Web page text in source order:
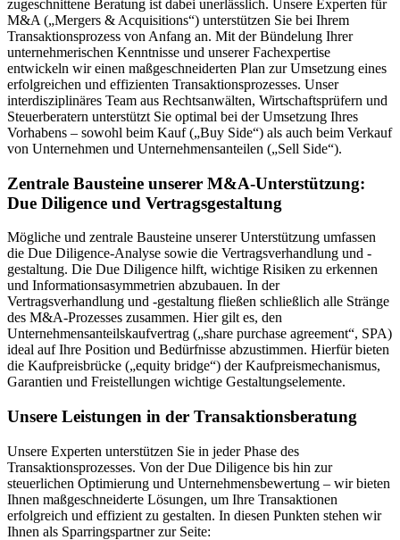
zugeschnittene Beratung ist dabei unerlässlich. Unsere Experten für
M&A („Mergers & Acquisitions“) unterstützen Sie bei Ihrem
Transaktionsprozess von Anfang an. Mit der Bündelung Ihrer
unternehmerischen Kenntnisse und unserer Fachexpertise
entwickeln wir einen maßgeschneiderten Plan zur Umsetzung eines
erfolgreichen und effizienten Transaktionsprozesses. Unser
interdisziplinäres Team aus Rechtsanwälten, Wirtschaftsprüfern und
Steuerberatern unterstützt Sie optimal bei der Umsetzung Ihres
Vorhabens – sowohl beim Kauf („Buy Side“) als auch beim Verkauf
von Unternehmen und Unternehmensanteilen („Sell Side“).
Zentrale Bausteine unserer M&A-Unterstützung:
Due Diligence und Vertragsgestaltung
Mögliche und zentrale Bausteine unserer Unterstützung umfassen
die Due Diligence-Analyse sowie die Vertragsverhandlung und -
gestaltung. Die Due Diligence hilft, wichtige Risiken zu erkennen
und Informationsasymmetrien abzubauen. In der
Vertragsverhandlung und -gestaltung fließen schließlich alle Stränge
des M&A-Prozesses zusammen. Hier gilt es, den
Unternehmensanteilskaufvertrag („share purchase agreement“, SPA)
ideal auf Ihre Position und Bedürfnisse abzustimmen. Hierfür bieten
die Kaufpreisbrücke („equity bridge“) der Kaufpreismechanismus,
Garantien und Freistellungen wichtige Gestaltungselemente.
Unsere Leistungen in der Transaktionsberatung
Unsere Experten unterstützen Sie in jeder Phase des
Transaktionsprozesses. Von der Due Diligence bis hin zur
steuerlichen Optimierung und Unternehmensbewertung – wir bieten
Ihnen maßgeschneiderte Lösungen, um Ihre Transaktionen
erfolgreich und effizient zu gestalten. In diesen Punkten stehen wir
Ihnen als Sparringspartner zur Seite: